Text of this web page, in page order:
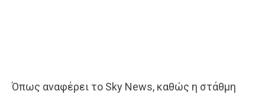
Όπως αναφέρει το Sky News, καθώς η στάθμη